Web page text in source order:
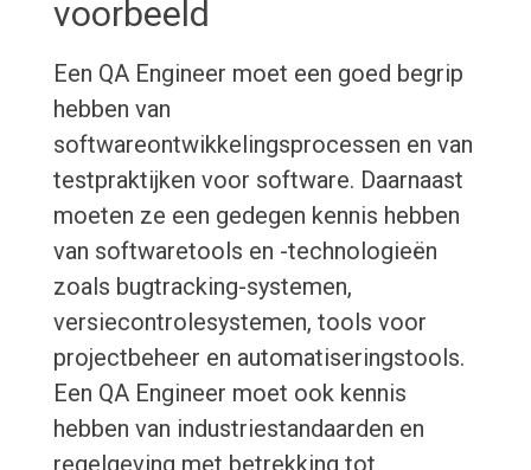
voorbeeld
Een QA Engineer moet een goed begrip
hebben van
softwareontwikkelingsprocessen en van
testpraktijken voor software. Daarnaast
moeten ze een gedegen kennis hebben
van softwaretools en -technologieën
zoals bugtracking-systemen,
versiecontrolesystemen, tools voor
projectbeheer en automatiseringstools.
Een QA Engineer moet ook kennis
hebben van industriestandaarden en
regelgeving met betrekking tot